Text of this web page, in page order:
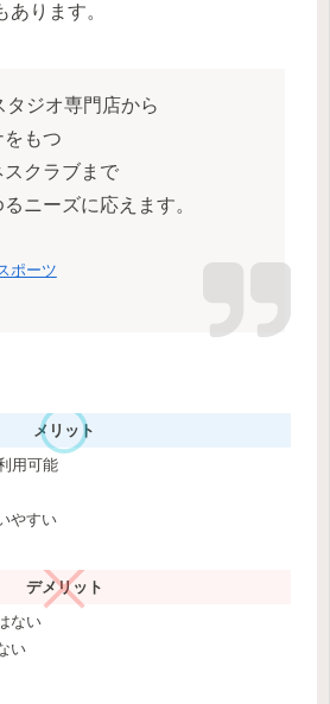
ります。
タジオ専門店から
もつ
クラブまで
ニーズに応えます。
ポーツ
メリット
用可能
やすい
デメリット
ない
い